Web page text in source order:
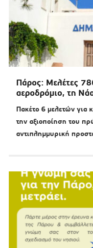
Πάρος: Μελέτες
αεροδρόμιο, τη
Πακέτο 6 μελετών για
την αξιοποίηση του
αντιπλημμυρική